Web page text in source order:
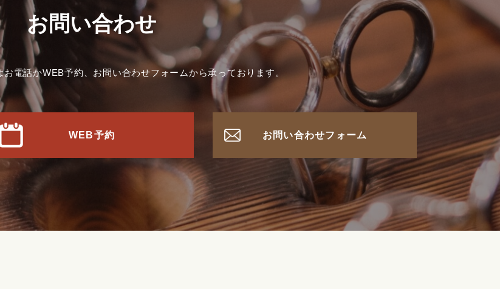
お問い合わせ
電話かWEB予約、お問い合わせフォームから承っております。
WEB予約 お問い合わせフォーム